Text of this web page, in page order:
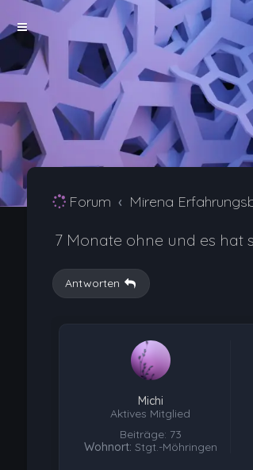
Forum Mirena
7 Monate ohne und es hat
Antworten
Michi
Aktives Mitglied
Beiträge: 73
Wohnort: Stgt.-Möhringen